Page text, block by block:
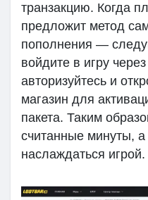
транзакцию. Когда
предложит метод
пополнения —
войдите в игру
авторизуйтесь и
магазин для
пакета. Таким
считанные минуты,
наслаждаться игрой.